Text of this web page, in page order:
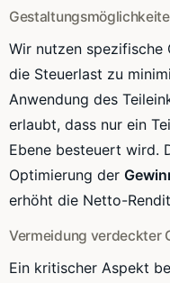
Wir nutzen spezifische
die Steuerlast zu
Anwendung des
erlaubt, dass nur ein
Ebene besteuert wird.
Optimierung der
erhöht die Netto-
Vermeidung verdeckter
Ein kritischer Aspekt